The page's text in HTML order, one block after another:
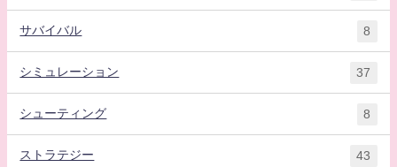
サバイバル 8
シミュレーション 37
シューティング 8
ストラテジー 43